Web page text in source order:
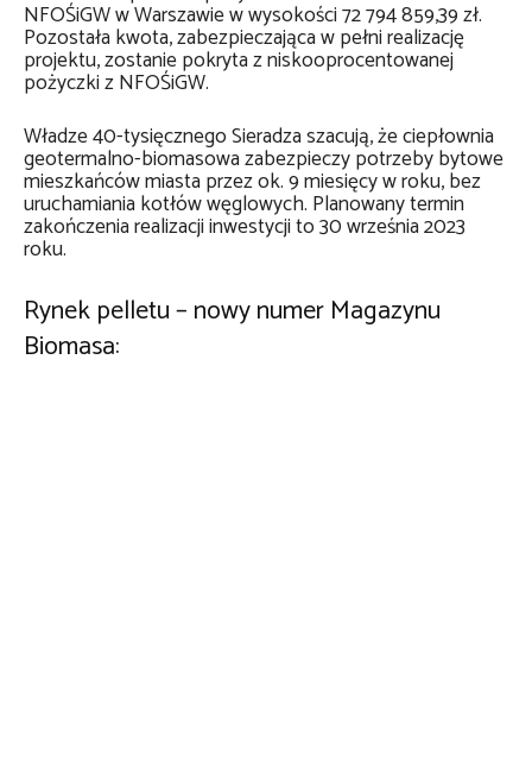
NFOŚiGW w Warszawie w wysokości 72 794 859,39 zł.
Pozostała kwota, zabezpieczająca w pełni realizację
projektu, zostanie pokryta z niskooprocentowanej
pożyczki z NFOŚiGW.
Władze 40-tysięcznego Sieradza szacują, że ciepłownia
geotermalno-biomasowa zabezpieczy potrzeby bytowe
mieszkańców miasta przez ok. 9 miesięcy w roku, bez
uruchamiania kotłów węglowych. Planowany termin
zakończenia realizacji inwestycji to 30 września 2023
roku.
Rynek pelletu – nowy numer Magazynu
Biomasa: